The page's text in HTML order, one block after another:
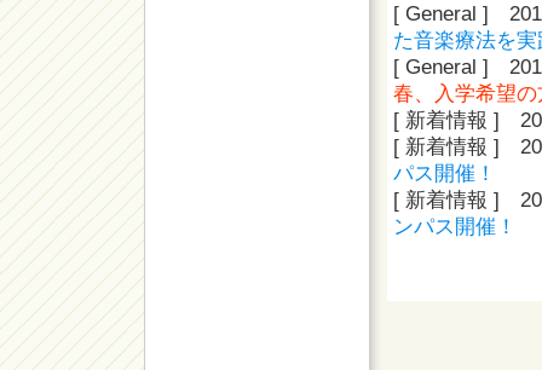
[ General ]
た音楽療法を実
[ General ]
春、入学希望
[ 新着情報 ]
[ 新着情報 ]
パス開催！
[ 新着情報 ]
ンパス開催！